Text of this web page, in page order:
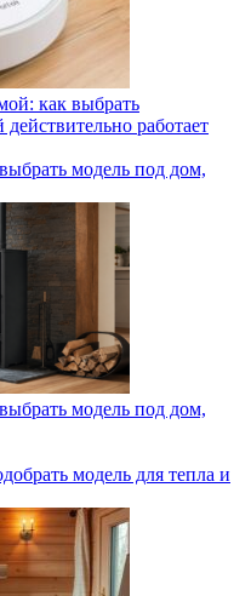
как выбрать
работает
модель под дом,
модель под дом,
модель для тепла и